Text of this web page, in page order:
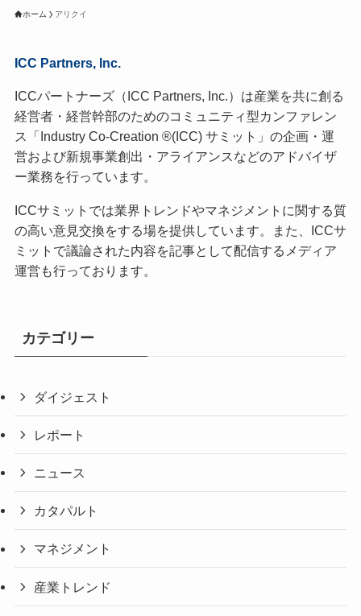
ホーム アリクイ
ICC Partners, Inc.
ICCパートナーズ（ICC Partners, Inc.）は産業を共に創る
経営者・経営幹部のためのコミュニティ型カンファレン
ス「Industry Co-Creation ®(ICC) サミット」の企画・運
営および新規事業創出・アライアンスなどのアドバイザ
ー業務を行っています。
ICCサミットでは業界トレンドやマネジメントに関する質
の高い意見交換をする場を提供しています。また、ICCサ
ミットで議論された内容を記事として配信するメディア
運営も行っております。
カテゴリー
ダイジェスト
レポート
ニュース
カタパルト
マネジメント
産業トレンド